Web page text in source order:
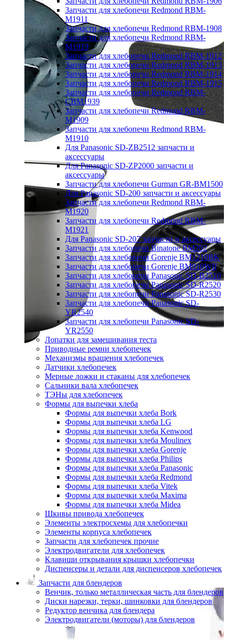
Запчасти для хлебопечи Redmond RBM-
M1911
Запчасти для хлебопечи Redmond RBM-1908
Запчасти для хлебопечи Redmond RBM-
M1919
Запчасти для хлебопечи Redmond RBM-1912
Запчасти для хлебопечи Redmond RBM-1913
Запчасти для хлебопечи Redmond RBM-1914
Запчасти для хлебопечи Redmond RBM-1915
Запчасти для хлебопечи Redmond RBM-
CBM1939
Запчасти для хлебопечи Redmond RBM-
M1909
Запчасти для хлебопечи Redmond RBM-
M1910
Для Panasonic SD-ZB2512 запчасти и
аксессуары
Для Panasonic SD-ZP2000 запчасти и
аксессуары
Запчасти для хлебопечи Gurman GR-BM1500
Для Panasonic SD-200 запчасти и аксессуары
Запчасти для хлебопечи Redmond RBM-
M1920
Запчасти для хлебопечи Redmond RBM-
M1921
Для Panasonic SD-207 запчасти и аксессуары
Запчасти для хлебопечи Binatone BM202
Запчасти для хлебопечи Gorenje BM1210BK
Запчасти для хлебопечи Gorenje BM910WII
Запчасти для хлебопечи Panasonic SD-B2510
Запчасти для хлебопечи Panasonic SD-R2520
Запчасти для хлебопечи Panasonic SD-R2530
Запчасти для хлебопечи Panasonic SD-
YR2540
Запчасти для хлебопечи Panasonic SD-
YR2550
Лопатки для замешивания теста
Приводные ремни хлебопечек
Механизмы вращения хлебопечек
Датчики хлебопечек
Мерные ложки и стаканы для хлебопечек
Сальники вала хлебопечек
ТЭНы для хлебопечек
Формы для выпечки хлеба
Формы для выпечки хлеба Bork
Формы для выпечки хлеба LG
Формы для выпечки хлеба Kenwood
Формы для выпечки хлеба Moulinex
Формы для выпечки хлеба Gorenje
Формы для выпечки хлеба Philips
Формы для выпечки хлеба Panasonic
Формы для выпечки хлеба Redmond
Формы для выпечки хлеба Vitek
Формы для выпечки хлеба Maxima
Формы для выпечки хлеба Midea
Шкивы привода хлебопечек
Элементы электросхемы для хлебопечки
Элементы корпуса хлебопечек
Запчасти для хлебопечек прочие
Электродвигатели для хлебопечек
Клавиши открывания крышки хлебопечки
Диспенсеры и детали для диспенсеров хлебопечек
Запчасти для блендеров
Венчик, только металлическая часть для блендеров
Диски нарезки, терки, шинковки для блендеров
Редуктор венчика для блендера
Электродвигатели (моторы) для блендеров